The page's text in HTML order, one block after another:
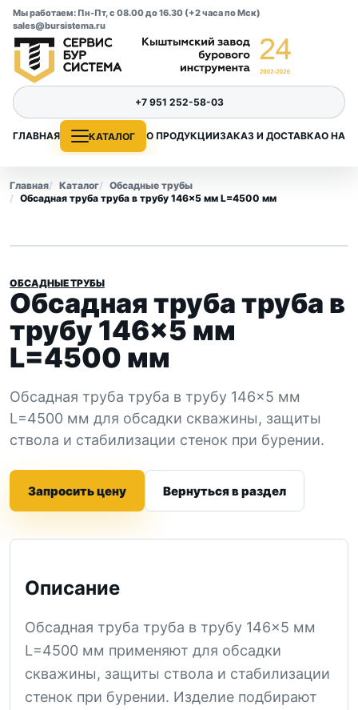
Мы работаем: Пн-Пт, с 08.00 до 16.30 (+2 часа по Мск)
sales@bursistema.ru
ГЛАВНАЯ КАТАЛОГ О ПРОДУКЦИИЗАКАЗ И ДОСТАВКАО НАС
+7 951 252-58-03
Главная Каталог
Обсадные трубы
Обсадная труба труба в трубу 146×5 мм L=4500 мм
ОБСАДНЫЕ ТРУБЫ
Обсадная труба труба в
трубу 146×5 мм
L=4500 мм
Обсадная труба труба в трубу 146×5 мм
L=4500 мм для обсадки скважины, защиты
ствола и стабилизации стенок при бурении.
Запросить цену Вернуться в раздел
Описание
Обсадная труба труба в трубу 146×5 мм
L=4500 мм применяют для обсадки
скважины, защиты ствола и стабилизации
стенок при бурении. Изделие подбирают